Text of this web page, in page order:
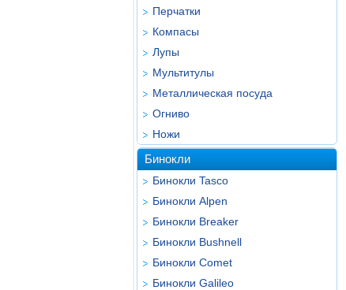
Перчатки
Компасы
Лупы
Мультитулы
Металлическая посуда
Огниво
Ножи
Бинокли
Бинокли Tasco
Бинокли Alpen
Бинокли Breaker
Бинокли Bushnell
Бинокли Comet
Бинокли Galileo